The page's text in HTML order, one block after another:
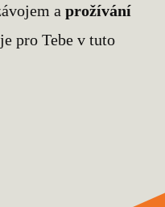
aprožívání
pro Tebe v tuto